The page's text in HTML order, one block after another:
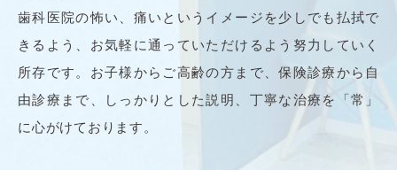
歯科医院の怖い、痛いというイメージを少しでも払拭で
きるよう、お気軽に通っていただけるよう努力していく
所存です。お子様からご高齢の方まで、保険診療から自
由診療まで、しっかりとした説明、丁寧な治療を「常」
に心がけております。